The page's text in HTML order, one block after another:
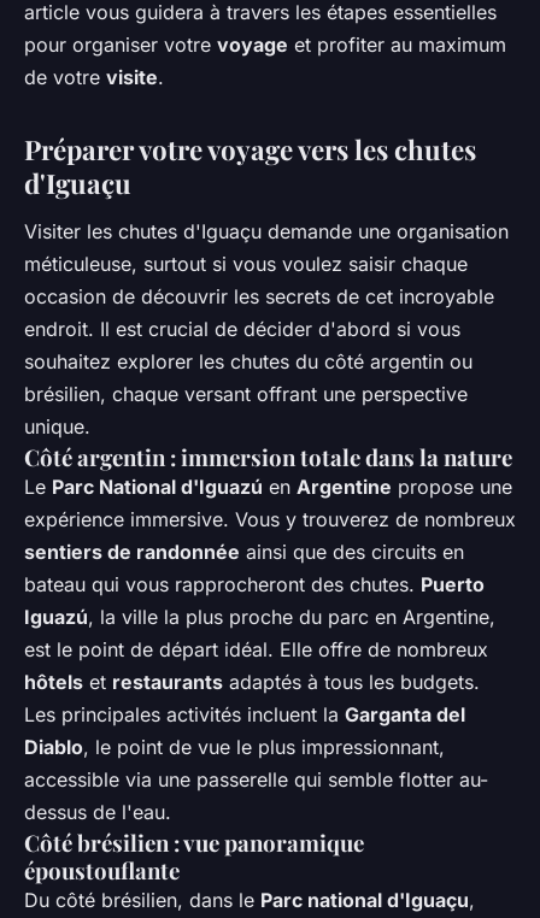
article vous guidera à travers les étapes essentielles
pour organiser votre voyage et profiter au maximum
de votre visite.
Préparer votre voyage vers les chutes
d'Iguaçu
Visiter les chutes d'Iguaçu demande une organisation
méticuleuse, surtout si vous voulez saisir chaque
occasion de découvrir les secrets de cet incroyable
endroit. Il est crucial de décider d'abord si vous
souhaitez explorer les chutes du côté argentin ou
brésilien, chaque versant offrant une perspective
unique.
Côté argentin : immersion totale dans la nature
Le Parc National d'Iguazú en Argentine propose une
expérience immersive. Vous y trouverez de nombreux
sentiers de randonnée ainsi que des circuits en
bateau qui vous rapprocheront des chutes. Puerto
Iguazú, la ville la plus proche du parc en Argentine,
est le point de départ idéal. Elle offre de nombreux
hôtels et restaurants adaptés à tous les budgets.
Les principales activités incluent la Garganta del
Diablo, le point de vue le plus impressionnant,
accessible via une passerelle qui semble flotter au-
dessus de l'eau.
Côté brésilien : vue panoramique
époustouflante
Du côté brésilien, dans le Parc national d'Iguaçu,